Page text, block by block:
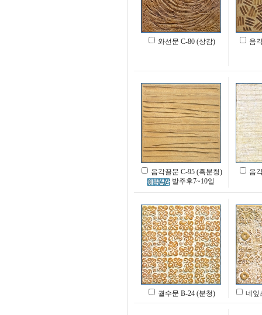
와선문 C-80 (상감) 음
음각끌문 C-95 (흑분청)
발주후7~10일
음
궐수문 B-24 (분청) 네잎